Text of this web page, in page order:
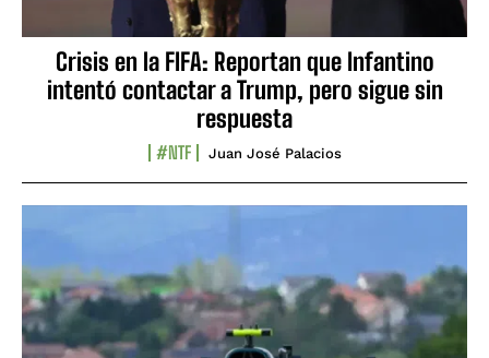
Crisis en la FIFA: Reportan que Infantino
intentó contactar a Trump, pero sigue sin
respuesta
#NTF Juan José Palacios